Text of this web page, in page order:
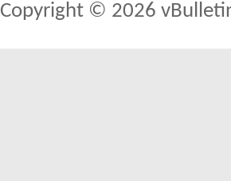
Copyright © 2026